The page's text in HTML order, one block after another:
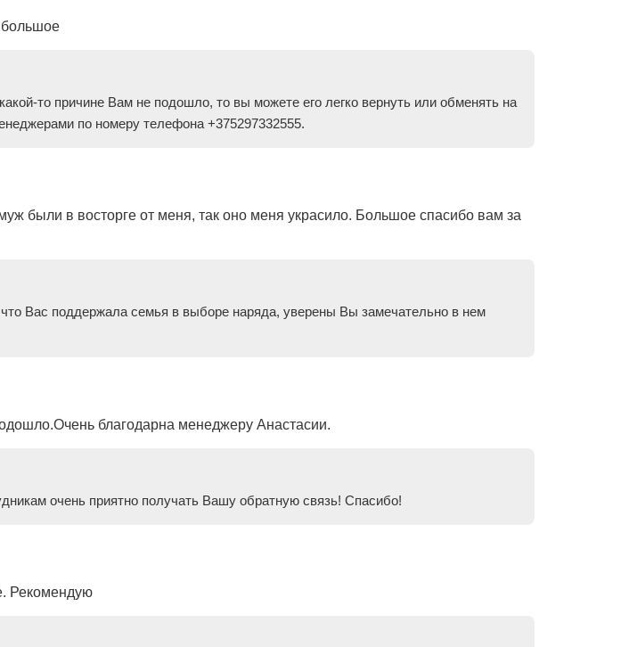
большое
то причине Вам не подошло, то вы можете его легко вернуть или обменять на
по номеру телефона +375297332555.
были в восторге от меня, так оно меня украсило. Большое спасибо вам за
Вас поддержала семья в выборе наряда, уверены Вы замечательно в нем
благодарна менеджеру Анастасии.
очень приятно получать Вашу обратную связь! Спасибо!
Рекомендую